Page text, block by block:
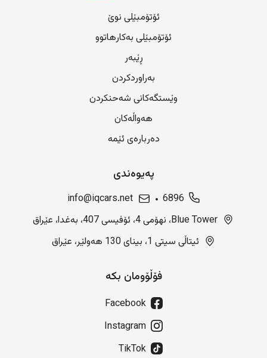
ئۆتۆمبێلی نوێ
ئۆتۆمبێلی بەکارهاتوو
ڕێبەر
بەراوردکردن
وێستگەکانی شەحنکردن
هەواڵەکان
دەربارەی ئێمە
پەیوەندی
6896
info@iqcars.net
Blue Tower، نهۆمی 4، ئۆفیسی 407، بەغدا، عێراق
ئیتاڵی سیتی 1، بینای 130 هەولێر، عێراق
فۆڵۆومان بکە
Facebook
Instagram
TikTok